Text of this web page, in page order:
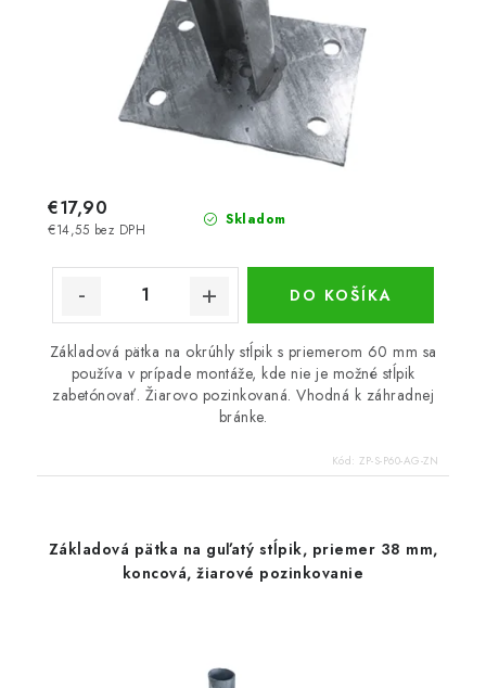
Skladom
€14,55 bez DPH
€17,90
DO KOŠÍKA
Základová pätka na okrúhly stĺpik s priemerom 60 mm sa
používa v prípade montáže, kde nie je možné stĺpik
zabetónovať. Žiarovo pozinkovaná. Vhodná k záhradnej
bránke.
Kód: ZP-S-P60-AG-ZN
Základová pätka na guľatý stĺpik, priemer 38 mm,
koncová, žiarové pozinkovanie